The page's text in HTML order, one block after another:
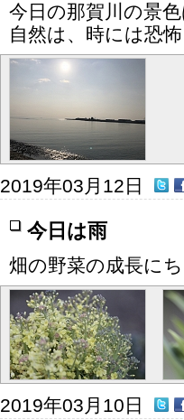
今日の那賀川の景
自然は、時には恐
2019年03月12日
今日は雨
畑の野菜の成長に
2019年03月10日